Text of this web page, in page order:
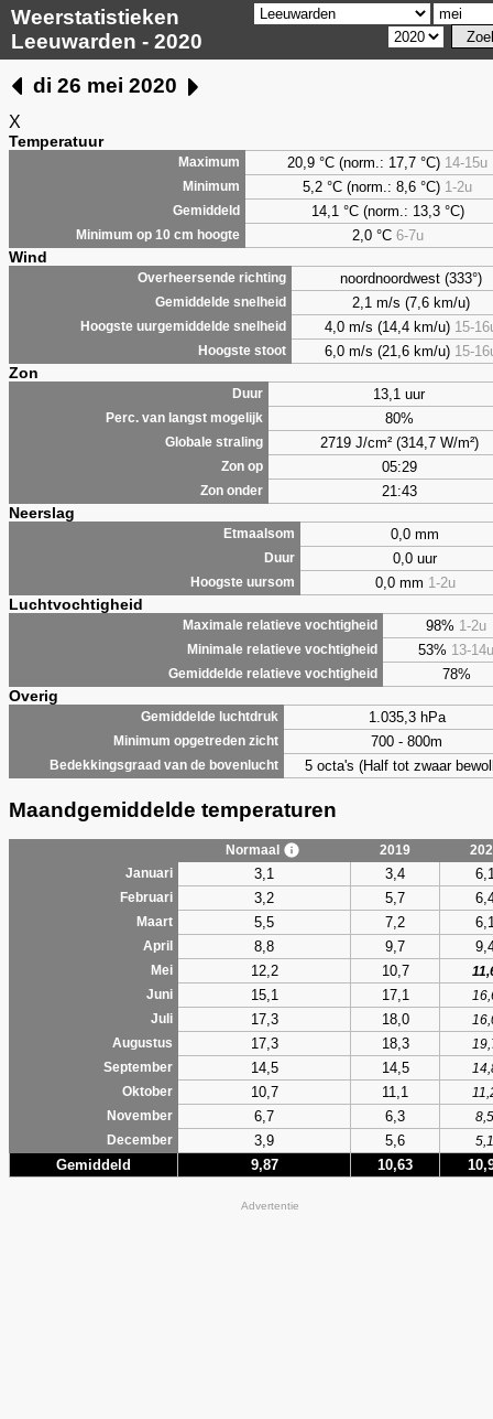
Weerstatistieken
Leeuwarden - 2020
di 26 mei 2020
X
Temperatuur
Maximum 20,9 °C (norm.: 17,7 °C) 14-15u
Minimum 5,2 °C (norm.: 8,6 °C) 1-2u
Gemiddeld 14,1 °C (norm.: 13,3 °C)
Minimum op 10 cm hoogte 2,0°C 6-7u
Wind
Overheersende richting noordnoordwest (333°)
Gemiddelde snelheid 2,1 m/s (7,6 km/u)
Hoogste uurgemiddelde snelheid 4,0 m/s (14,4 km/u) 15-
Hoogste stoot 6,0 m/s (21,6 km/u) 15-
Zon
Duur 13,1 uur
Perc. van langst mogelijk 80%
Globale straling 2719 J/cm² (314,7 W/m²)
Zon op 05:29
Zon onder 21:43
Neerslag
Etmaalsom 0,0 mm
Duur 0,0 uur
Hoogste uursom 0,0 mm 1-2u
Luchtvochtigheid
Maximale relatieve vochtigheid 98% 1-2u
Minimale relatieve vochtigheid 53% 13-14u
Gemiddelde relatieve vochtigheid 78%
Overig
Gemiddelde luchtdruk 1.035,3 hPa
Minimum opgetreden zicht 700 - 800m
Bedekkingsgraad van de bovenlucht 5 octa's (Half tot zwaar
Maandgemiddelde temperaturen
Normaal 2019
Januari
3,1 3,4
Februari 3,2 5,7
Maart 5,5 7,2
April 8,8 9,7
Mei 12,2 10,7
Juni
15,1 17,1
Juli
17,3 18,0
Augustus
17,3 18,3
September
14,5 14,5
Oktober
10,7 11,1
November
6,7 6,3
8,5
December
3,9 5,6 5,1
Gemiddeld 9,87 10,63
Advertentie